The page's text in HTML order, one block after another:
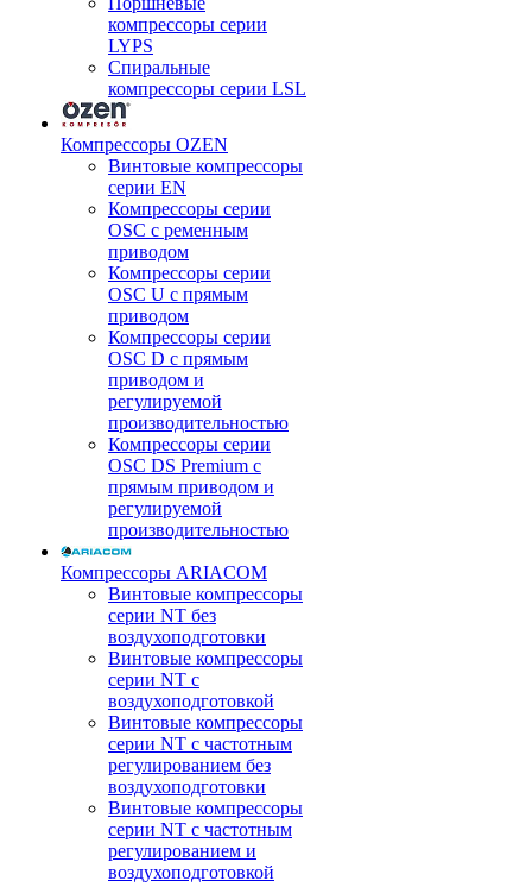
компрессоры серии
LYPS
Спиральные
компрессоры серии LSL
Компрессоры OZEN
Винтовые компрессоры
серии EN
Компрессоры серии
OSC с ременным
приводом
Компрессоры серии
OSC U с прямым
приводом
Компрессоры серии
OSC D с прямым
приводом и
регулируемой
производительностью
Компрессоры серии
OSC DS Premium с
прямым приводом и
регулируемой
производительностью
Компрессоры ARIACOM
Винтовые компрессоры
серии NT без
воздухоподготовки
Винтовые компрессоры
серии NT c
воздухоподготовкой
Винтовые компрессоры
серии NT с частотным
регулированием без
воздухоподготовки
Винтовые компрессоры
серии NT с частотным
регулированием и
воздухоподготовкой